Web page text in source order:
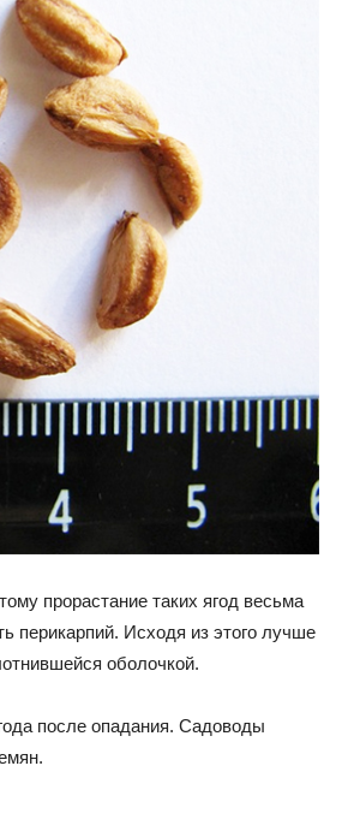
прорастание таких ягод весьма
перикарпий. Исходя из этого лучше
оболочкой.
после опадания. Садоводы